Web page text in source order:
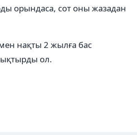
орындаса, сот оны жазадан
нақты 2 жылға бас
ол.